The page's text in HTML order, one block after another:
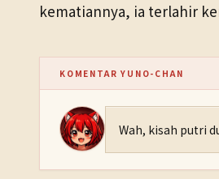
kematiannya, ia terlahir
KOMENTAR YUNO-CHAN
Wah, kisah putri